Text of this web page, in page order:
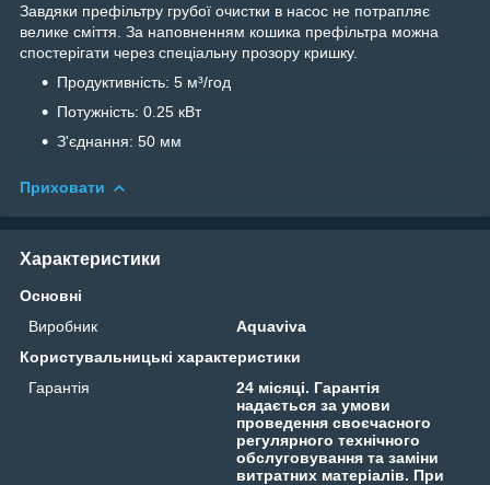
Завдяки префільтру грубої очистки в насос не потрапляє
велике сміття. За наповненням кошика префільтра можна
спостерігати через спеціальну прозору кришку.
Продуктивність: 5 м³/год
Потужність: 0.25 кВт
З'єднання: 50 мм
Приховати
Характеристики
Основні
Виробник
Aquaviva
Користувальницькі характеристики
Гарантія
24 місяці. Гарантія
надається за умови
проведення своєчасного
регулярного технічного
обслуговування та заміни
витратних матеріалів. При